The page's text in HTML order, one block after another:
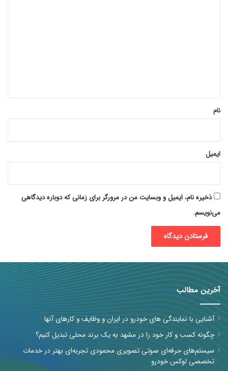
نام
ایمیل
ذخیره نام، ایمیل و وبسایت من در مرورگر برای زمانی که دوباره دیدگاهی
می‌نویسم.
آخرین مطالب
آشنایی با نمایندگی های خودرو در ایران و وظایف و کارهای آنها
چگونه کسب و کار خود را در مشهد به یک برند محلی تبدیل کنیم؟
سیستم‌های حرفه‌ای صوتی تصویری محمودی تجربه‌ای بهتر در خدمات
تخصصی لوکس خودرو